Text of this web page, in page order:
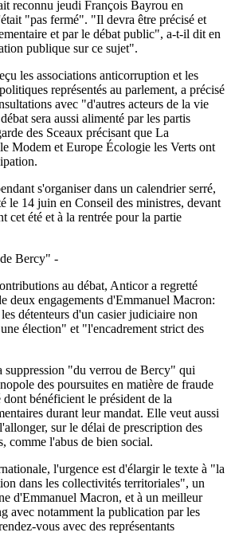
reconnu jeudi François Bayrou en
"pas fermé". "Il devra être précisé et
et par le débat public", a-t-il dit en
publique sur ce sujet".
les associations anticorruption et les
représentés au parlement, a précisé
avec "d'autres acteurs de la vie
sera aussi alimenté par les partis
des Sceaux précisant que La
Modem et Europe Écologie les Verts ont
s'organiser dans un calendrier serré,
le 14 juin en Conseil des ministres, devant
cet été et à la rentrée pour la partie
Bercy" -
au débat, Anticor a regretté
deux engagements d'Emmanuel Macron:
détenteurs d'un casier judiciaire non
élection" et "l'encadrement strict des
suppression "du verrou de Bercy" qui
des poursuites en matière de fraude
bénéficient le président de la
durant leur mandat. Elle veut aussi
sur le délai de prescription des
comme l'abus de bien social.
l'urgence est d'élargir le texte à "la
dans les collectivités territoriales", un
d'Emmanuel Macron, et à un meilleur
avec notamment la publication par les
vous avec des représentants